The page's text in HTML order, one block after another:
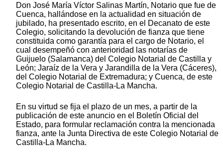
Don José María Víctor Salinas Martín, Notario que fue de
Cuenca, hallándose en la actualidad en situación de
jubilado, ha presentado escrito, en el Decanato de este
Colegio, solicitando la devolución de fianza que tiene
constituida como garantía para el cargo de Notario, el
cual desempeñó con anterioridad las notarías de
Guijuelo (Salamanca) del Colegio Notarial de Castilla y
León; Jaraíz de la Vera y Jarandilla de la Vera (Cáceres),
del Colegio Notarial de Extremadura; y Cuenca, de este
Colegio Notarial de Castilla-La Mancha.
En su virtud se fija el plazo de un mes, a partir de la
publicación de este anuncio en el Boletín Oficial del
Estado, para formular reclamación contra la mencionada
fianza, ante la Junta Directiva de este Colegio Notarial de
Castilla-La Mancha.